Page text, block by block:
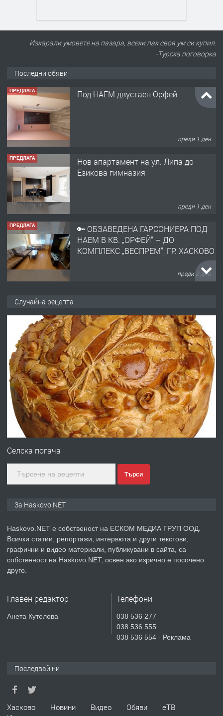
Изкарали умовете на пазара, всеки пак своя ум си купил.
-Турска поговорка
Последни обяви
ПРЕДЛАГА Под НАЕМ двустаен Орфей
преди 1 ден
ПРЕДЛАГА
Нов апартамент на ул. Липа до
Езикова гимназия
преди 1 ден
ПРЕДЛАГА
🔑 ОБЗАВЕДЕНА ГАРСОНИЕРА ПОД
НАЕМ В КВ. „ОРФЕЙ“ – ДО
КОМПЛЕКС „ВЕСПРЕМ“, ГР. ХАСКОВО
преди 2 дни
АПАРТАМЕНТ В ЦЕНТЪРА НА ГР.
ХАСКОВО
преди 3 дни
ПРЕДЛАГА Давам гараж под наем
преди 3 дни
ПРЕДЛАГА
№4120 Магазин/Офис под наем в кв.
преди 4 дни
ПРЕДЛАГА
Продавам парцел в гр. Хасково кв.
СГЛОБЯВАНЕ НА МЕБЕЛИ.
апартамент под наем в кв.
Случайна рецепта
Селска погача
Търси
За Haskovo.NET
Haskovo.NET е собственост на ЕСКОМ МЕДИА ГРУП ООД.
Всички статии, репортажи, интервюта и други текстови,
графични и видео материали, публикувани в сайта, са
собственост на Haskovo.NET, освен ако изрично е посочено
друго.
Главен редактор
Анета Кутелова
Телефони
038 536 277
038 536 555
038 536 554 - Реклама
Последвай ни
Хасково Новини Видео Обяви
еТВ